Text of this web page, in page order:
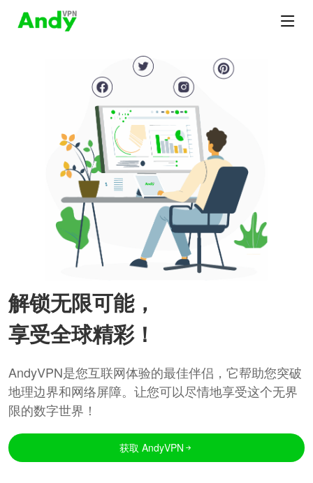
解锁无限可能，
享受全球精彩！
AndyVPN是您互联网体验的最佳伴侣，它帮助您突破
地理边界和网络屏障。让您可以尽情地享受这个无界
限的数字世界！
获取 AndyVPN